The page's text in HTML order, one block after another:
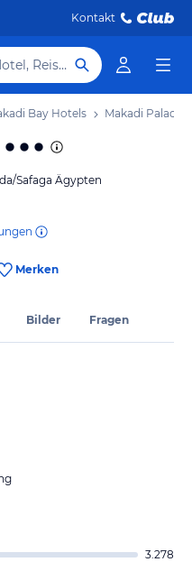
Kontakt
Hotel, Reiseziel
Bay Hotels Makadi Palace
Safaga Ägypten
Merken
Bilder Fragen
3.278